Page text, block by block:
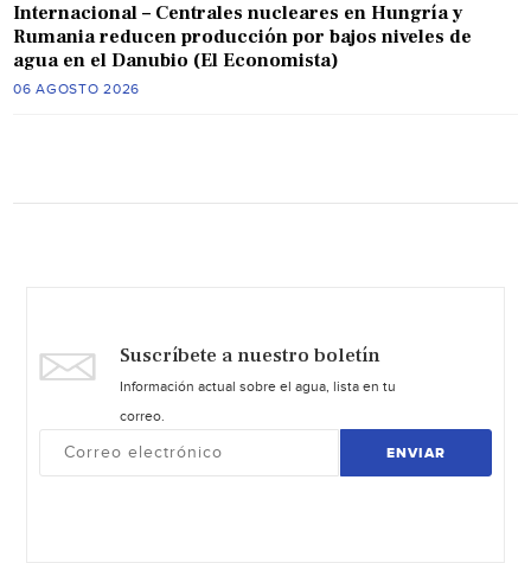
Internacional – Centrales nucleares en Hungría y
Rumania reducen producción por bajos niveles de
agua en el Danubio (El Economista)
06 AGOSTO 2026
Suscríbete a nuestro boletín
Información actual sobre el agua, lista en tu
correo.
ENVIAR